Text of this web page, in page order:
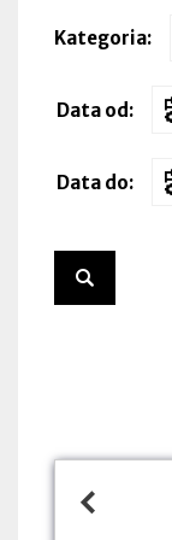
Kategoria
Zakres
dat
Data od
Data do